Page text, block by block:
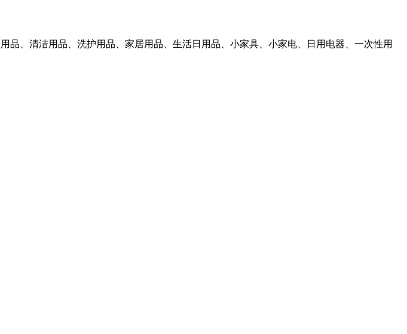
、清洁用品、洗护用品、家居用品、生活日用品、小家具、小家电、日用电器、一次性用